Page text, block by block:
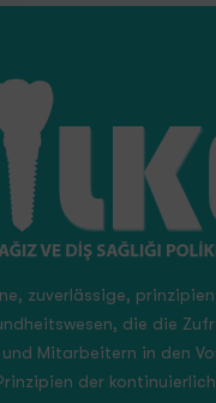
zuverlässige,
die die
Mitarbeitern in den
der